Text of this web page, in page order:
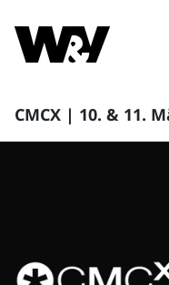
CMCX | 10. & 11.